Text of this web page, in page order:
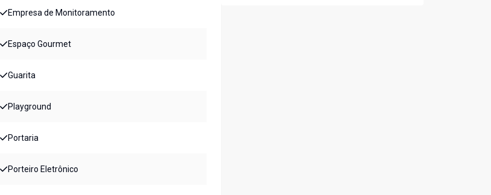
Empresa de Monitoramento
Espaço Gourmet
Guarita
Playground
Portaria
Porteiro Eletrônico